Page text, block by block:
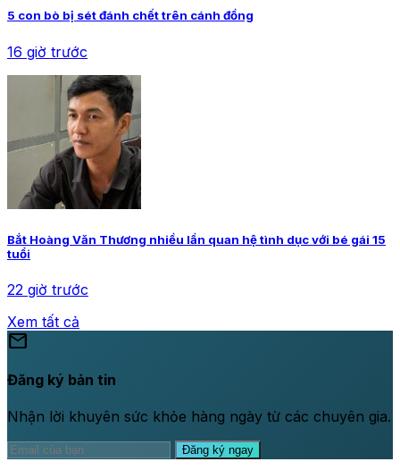
5 con bò bị sét đánh chết trên cánh đồng
16 giờ trước
Bắt Hoàng Văn Thương nhiều lần quan hệ tình dục với bé gái 15
tuổi
22 giờ trước
Xem tất cả
mail
Đăng ký bản tin
Nhận lời khuyên sức khỏe hàng ngày từ các chuyên gia.
Đăng ký ngay